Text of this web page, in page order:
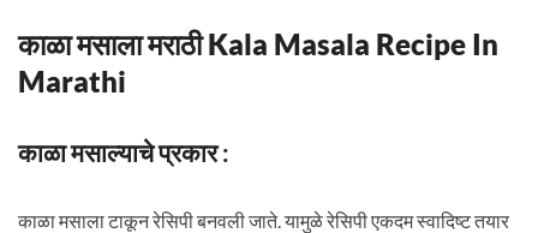
काळा मसाला मराठी Kala Masala Recipe In
Marathi
काळा मसाल्याचे प्रकार :
काळा मसाला टाकून रेसिपी बनवली जाते. यामुळे रेसिपी एकदम स्वादिष्ट तयार